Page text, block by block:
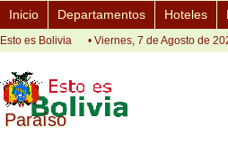
Paraíso
Paraíso
Inicio Departamentos Hoteles
Esto es Bolivia • Viernes, 7 de Agosto de